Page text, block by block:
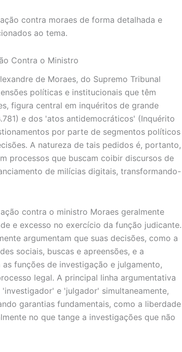
contra moraes de forma detalhada e
ao tema.
Contra o Ministro
de Moraes, do Supremo Tribunal
políticas e institucionais que têm
figura central em inquéritos de grande
e dos 'atos antidemocráticos' (Inquérito
por parte de segmentos políticos
A natureza de tais pedidos é, portanto,
processos que buscam coibir discursos de
de milícias digitais, transformando-
contra o ministro Moraes geralmente
e excesso no exercício da função judicante.
argumentam que suas decisões, como a
sociais, buscas e apreensões, e a
funções de investigação e julgamento,
legal. A principal linha argumentativa
e 'julgador' simultaneamente,
garantias fundamentais, como a liberdade
no que tange a investigações que não